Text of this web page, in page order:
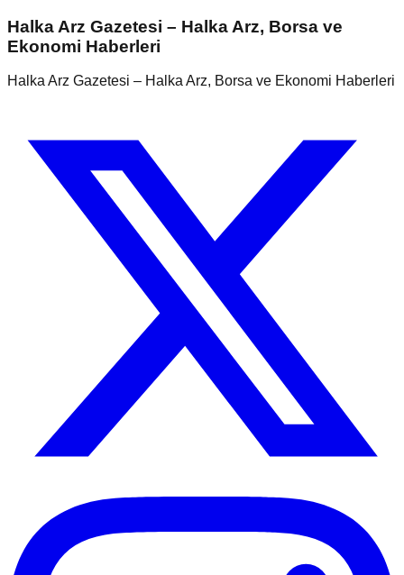
Halka Arz Gazetesi – Halka Arz, Borsa ve
Ekonomi Haberleri
Halka Arz Gazetesi – Halka Arz, Borsa ve Ekonomi Haberleri